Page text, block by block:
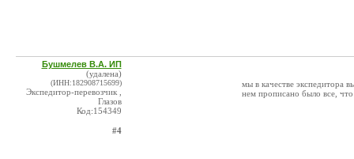
Бушмелев В.А. ИП
(удалена)
(ИНН:182908715699)
Экспедитор-перевозчик ,
Глазов
Код:154349
#4
мы в качестве экспедитора
нем прописано было все,